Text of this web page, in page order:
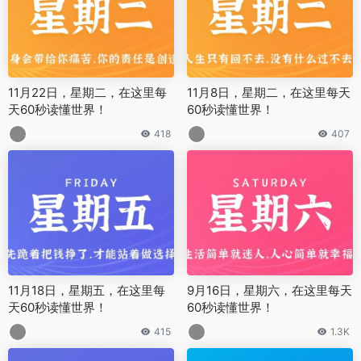
11月22日，星期二，在这里每
天60秒读懂世界！
418
11月8日，星期二，在这里每天
60秒读懂世界！
407
11月18日，星期五，在这里每
天60秒读懂世界！
415
9月16日，星期六，在这里每天
60秒读懂世界！
1.3K